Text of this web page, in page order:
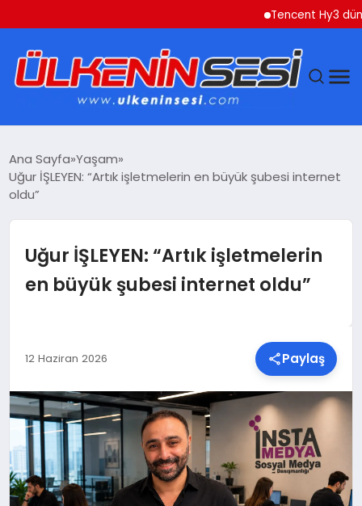
Tencent Hy3 dünya
EKONOMI
MAGAZIN
SIYASET
SPOR
TEKNOLOJI
YAŞAM
Ana Sayfa Yaşam
Uğur İŞLEYEN: “Artık işletmelerin en büyük şubesi internet
oldu”
Uğur İŞLEYEN: “Artık işletmelerin
en büyük şubesi internet oldu”
12 Haziran 2026 Paylaş